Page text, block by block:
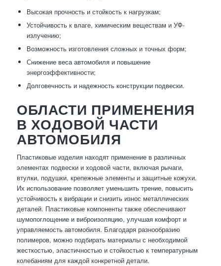
Высокая прочность и стойкость к нагрузкам;
Устойчивость к влаге, химическим веществам и УФ-
излучению;
Возможность изготовления сложных и точных форм;
Снижение веса автомобиля и повышение
энергоэффективности;
Долговечность и надежность конструкции подвески.
ОБЛАСТИ ПРИМЕНЕНИЯ
В ХОДОВОЙ ЧАСТИ
АВТОМОБИЛЯ
Пластиковые изделия находят применение в различных
элементах подвески и ходовой части, включая рычаги,
втулки, подушки, крепежные элементы и защитные кожухи.
Их использование позволяет уменьшить трение, повысить
устойчивость к вибрации и снизить износ металлических
деталей. Пластиковые компоненты также обеспечивают
шумопоглощение и виброизоляцию, улучшая комфорт и
управляемость автомобиля. Благодаря разнообразию
полимеров, можно подбирать материалы с необходимой
жесткостью, эластичностью и стойкостью к температурным
колебаниям для каждой конкретной детали.